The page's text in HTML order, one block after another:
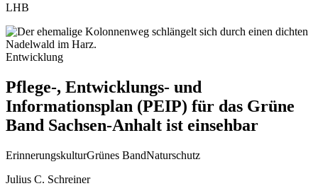
LHB
Entwicklung
Pflege-, Entwicklungs- und
Informationsplan (PEIP) für das Grüne
Band Sachsen-Anhalt ist einsehbar
ErinnerungskulturGrünes BandNaturschutz
Julius C. Schreiner